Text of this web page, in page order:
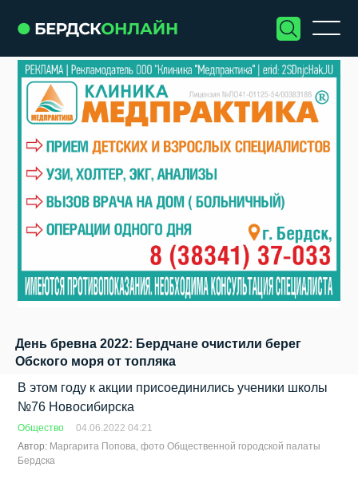
День бревна 2022: Бердчане очистили берег
Обского моря от топляка
В этом году к акции присоединились ученики школы
№76 Новосибирска
Общество
04.06.2022 04:21
Автор: Маргарита Попова, фото Общественной городской палаты
Бердска